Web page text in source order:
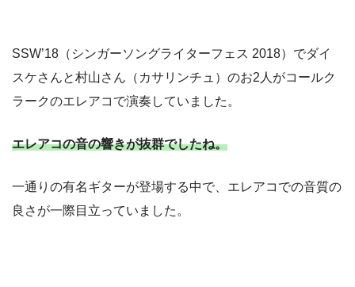
SSW’18（シンガーソングライターフェス 2018）でダイ
スケさんと村山さん（カサリンチュ）のお2人がコールク
ラークのエレアコで演奏していました。
エレアコの音の響きが抜群でしたね。
一通りの有名ギターが登場する中で、エレアコでの音質の
良さが一際目立っていました。